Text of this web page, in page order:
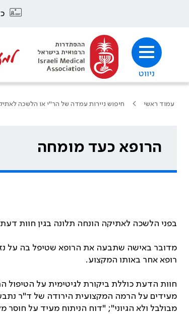
ניווט
עמוד ראשי חיפוש ניירות עמדה של הר"י או הלשכה
הרופא כעד מומחה
בפני הלשכה לאתיקה הונחה תלונה בגין חוות
מדובר באישה שתבעה את הרופא שטיפל בה על
רופא אחר באותו המקצוע.
חוות הדעת כוללת ביקורת לגיטימית על
מעידים על הרמה המקצועית הירודה של ד"ר
מבולבל ולא הגיוני"; "דוח הניתוח מעיד על חוסר